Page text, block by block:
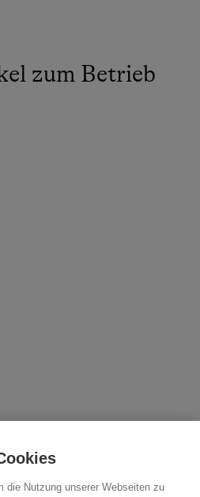
zum Betrieb
die Nutzung unserer Webseiten zu